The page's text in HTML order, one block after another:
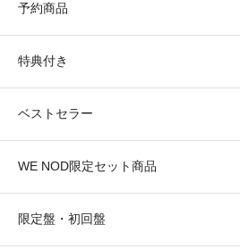
予約商品
特典付き
ベストセラー
WE NOD限定セット商品
限定盤・初回盤